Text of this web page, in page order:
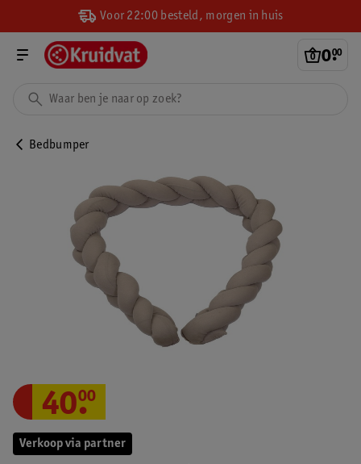
Voor 22:00 besteld, morgen in huis
0.
00
Bedbumper
Verkoop via partner
40.
00